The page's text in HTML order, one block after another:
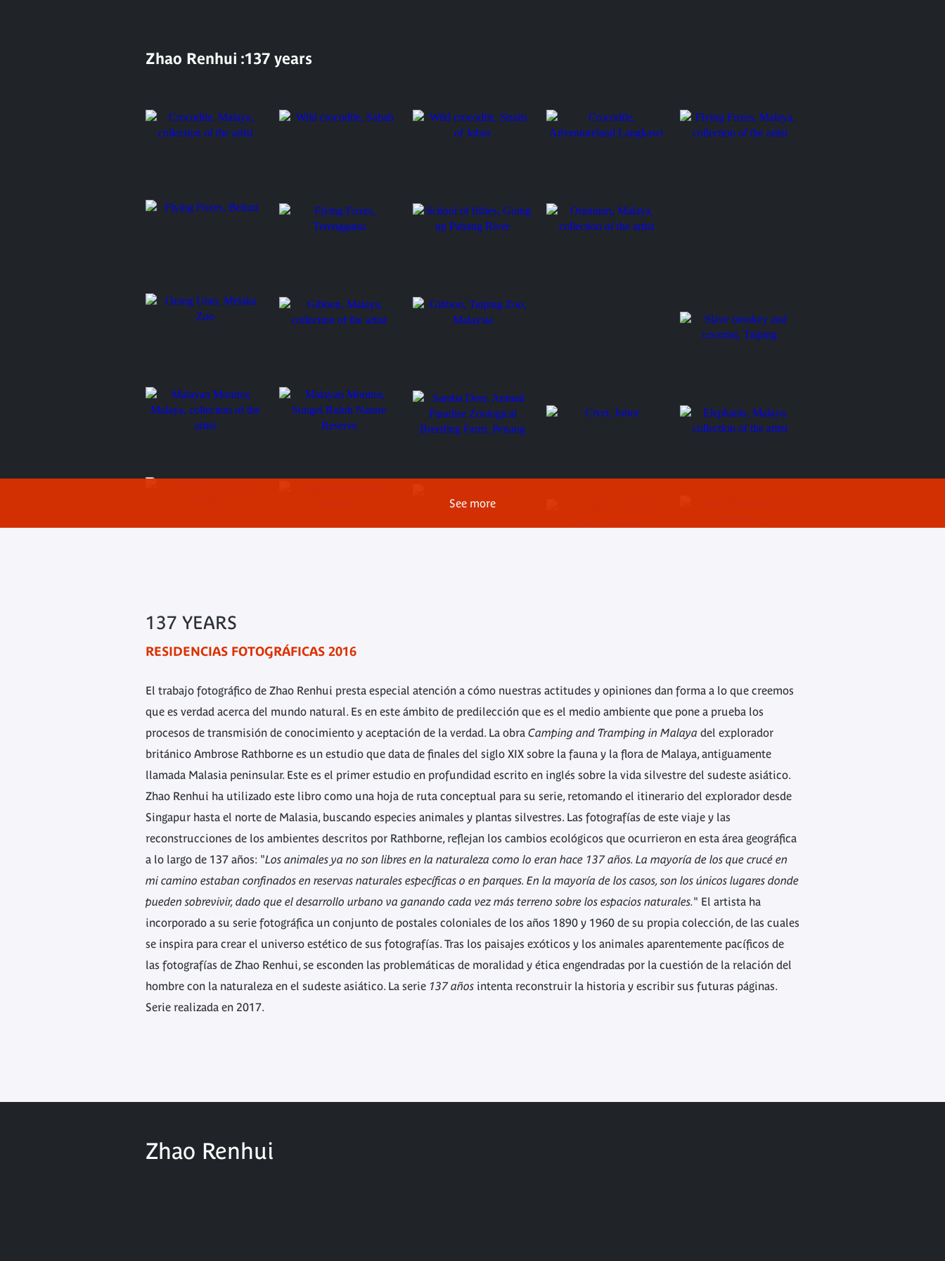
Zhao Renhui :137 years
Crocodile, Malaya,
collection of the artist
Wild crocodile, Sabah
Wild crocodile, Straits of
Johor
Crocodile, Adventureland
Langkawi
Flying Foxes, Malaya,
collection of the artist
Flying Foxes, Belum Flying Foxes, Terengganu
School of fishes, Going up
Pahang River
Oranutan, Malaya,
collection of the artist
Orang Utan, Melaka Zoo
Gibbon, Malaya, collection
of the artist
Gibbon, Taiping Zoo,
Malaysia
Slave monkey and coconut,
Taiping
Malayan Monitor, Malaya,
Malayan Monitor, Sungei
Breeding Farm, Penang
See more
137 YEARS
RESIDENCIAS FOTOGRÁFICAS 2016
El trabajo fotográfico de Zhao Renhui presta especial atención a cómo nuestras actitudes y opiniones dan forma a lo que creemos
que es verdad acerca del mundo natural. Es en este ámbito de predilección que es el medio ambiente que pone a prueba los
procesos de transmisión de conocimiento y aceptación de la verdad. La obra Camping and Tramping in Malaya del explorador
británico Ambrose Rathborne es un estudio que data de finales del siglo XIX sobre la fauna y la flora de Malaya, antiguamente
llamada Malasia peninsular. Este es el primer estudio en profundidad escrito en inglés sobre la vida silvestre del sudeste asiático.
Zhao Renhui ha utilizado este libro como una hoja de ruta conceptual para su serie, retomando el itinerario del explorador desde
Singapur hasta el norte de Malasia, buscando especies animales y plantas silvestres. Las fotografías de este viaje y las
reconstrucciones de los ambientes descritos por Rathborne, reflejan los cambios ecológicos que ocurrieron en esta área geográfica
a lo largo de 137 años: "Los animales ya no son libres en la naturaleza como lo eran hace 137 años. La mayoría de los que crucé en
mi camino estaban confinados en reservas naturales específicas o en parques. En la mayoría de los casos, son los únicos lugares donde
pueden sobrevivir, dado que el desarrollo urbano va ganando cada vez más terreno sobre los espacios naturales." El artista ha
incorporado a su serie fotográfica un conjunto de postales coloniales de los años 1890 y 1960 de su propia colección, de las cuales
se inspira para crear el universo estético de sus fotografías. Tras los paisajes exóticos y los animales aparentemente pacíficos de
las fotografías de Zhao Renhui, se esconden las problemáticas de moralidad y ética engendradas por la cuestión de la relación del
hombre con la naturaleza en el sudeste asiático. La serie 137 años intenta reconstruir la historia y escribir sus futuras páginas.
Serie realizada en 2017.
Zhao Renhui